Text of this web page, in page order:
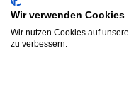
Wir verwenden Cookies
Wir nutzen Cookies auf
zu verbessern.